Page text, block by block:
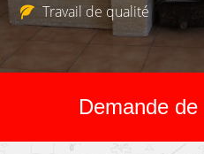
Travail de qualité
Demande